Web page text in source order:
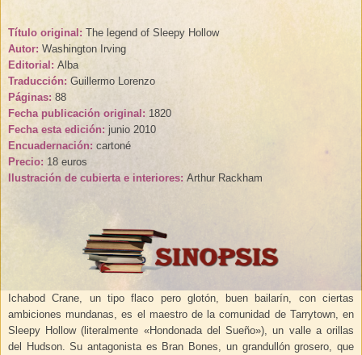
Título original: The legend of Sleepy Hollow
Autor: Washington Irving
Editorial: Alba
Traducción: Guillermo Lorenzo
Páginas: 88
Fecha publicación original: 1820
Fecha esta edición: junio 2010
Encuadernación: cartoné
Precio: 18 euros
Ilustración de cubierta e interiores: Arthur Rackham
Ichabod Crane, un tipo flaco pero glotón, buen bailarín, con ciertas
ambiciones mundanas, es el maestro de la comunidad de Tarrytown, en
Sleepy Hollow (literalmente «Hondonada del Sueño»), un valle a orillas
del Hudson. Su antagonista es Bran Bones, un grandullón grosero, que